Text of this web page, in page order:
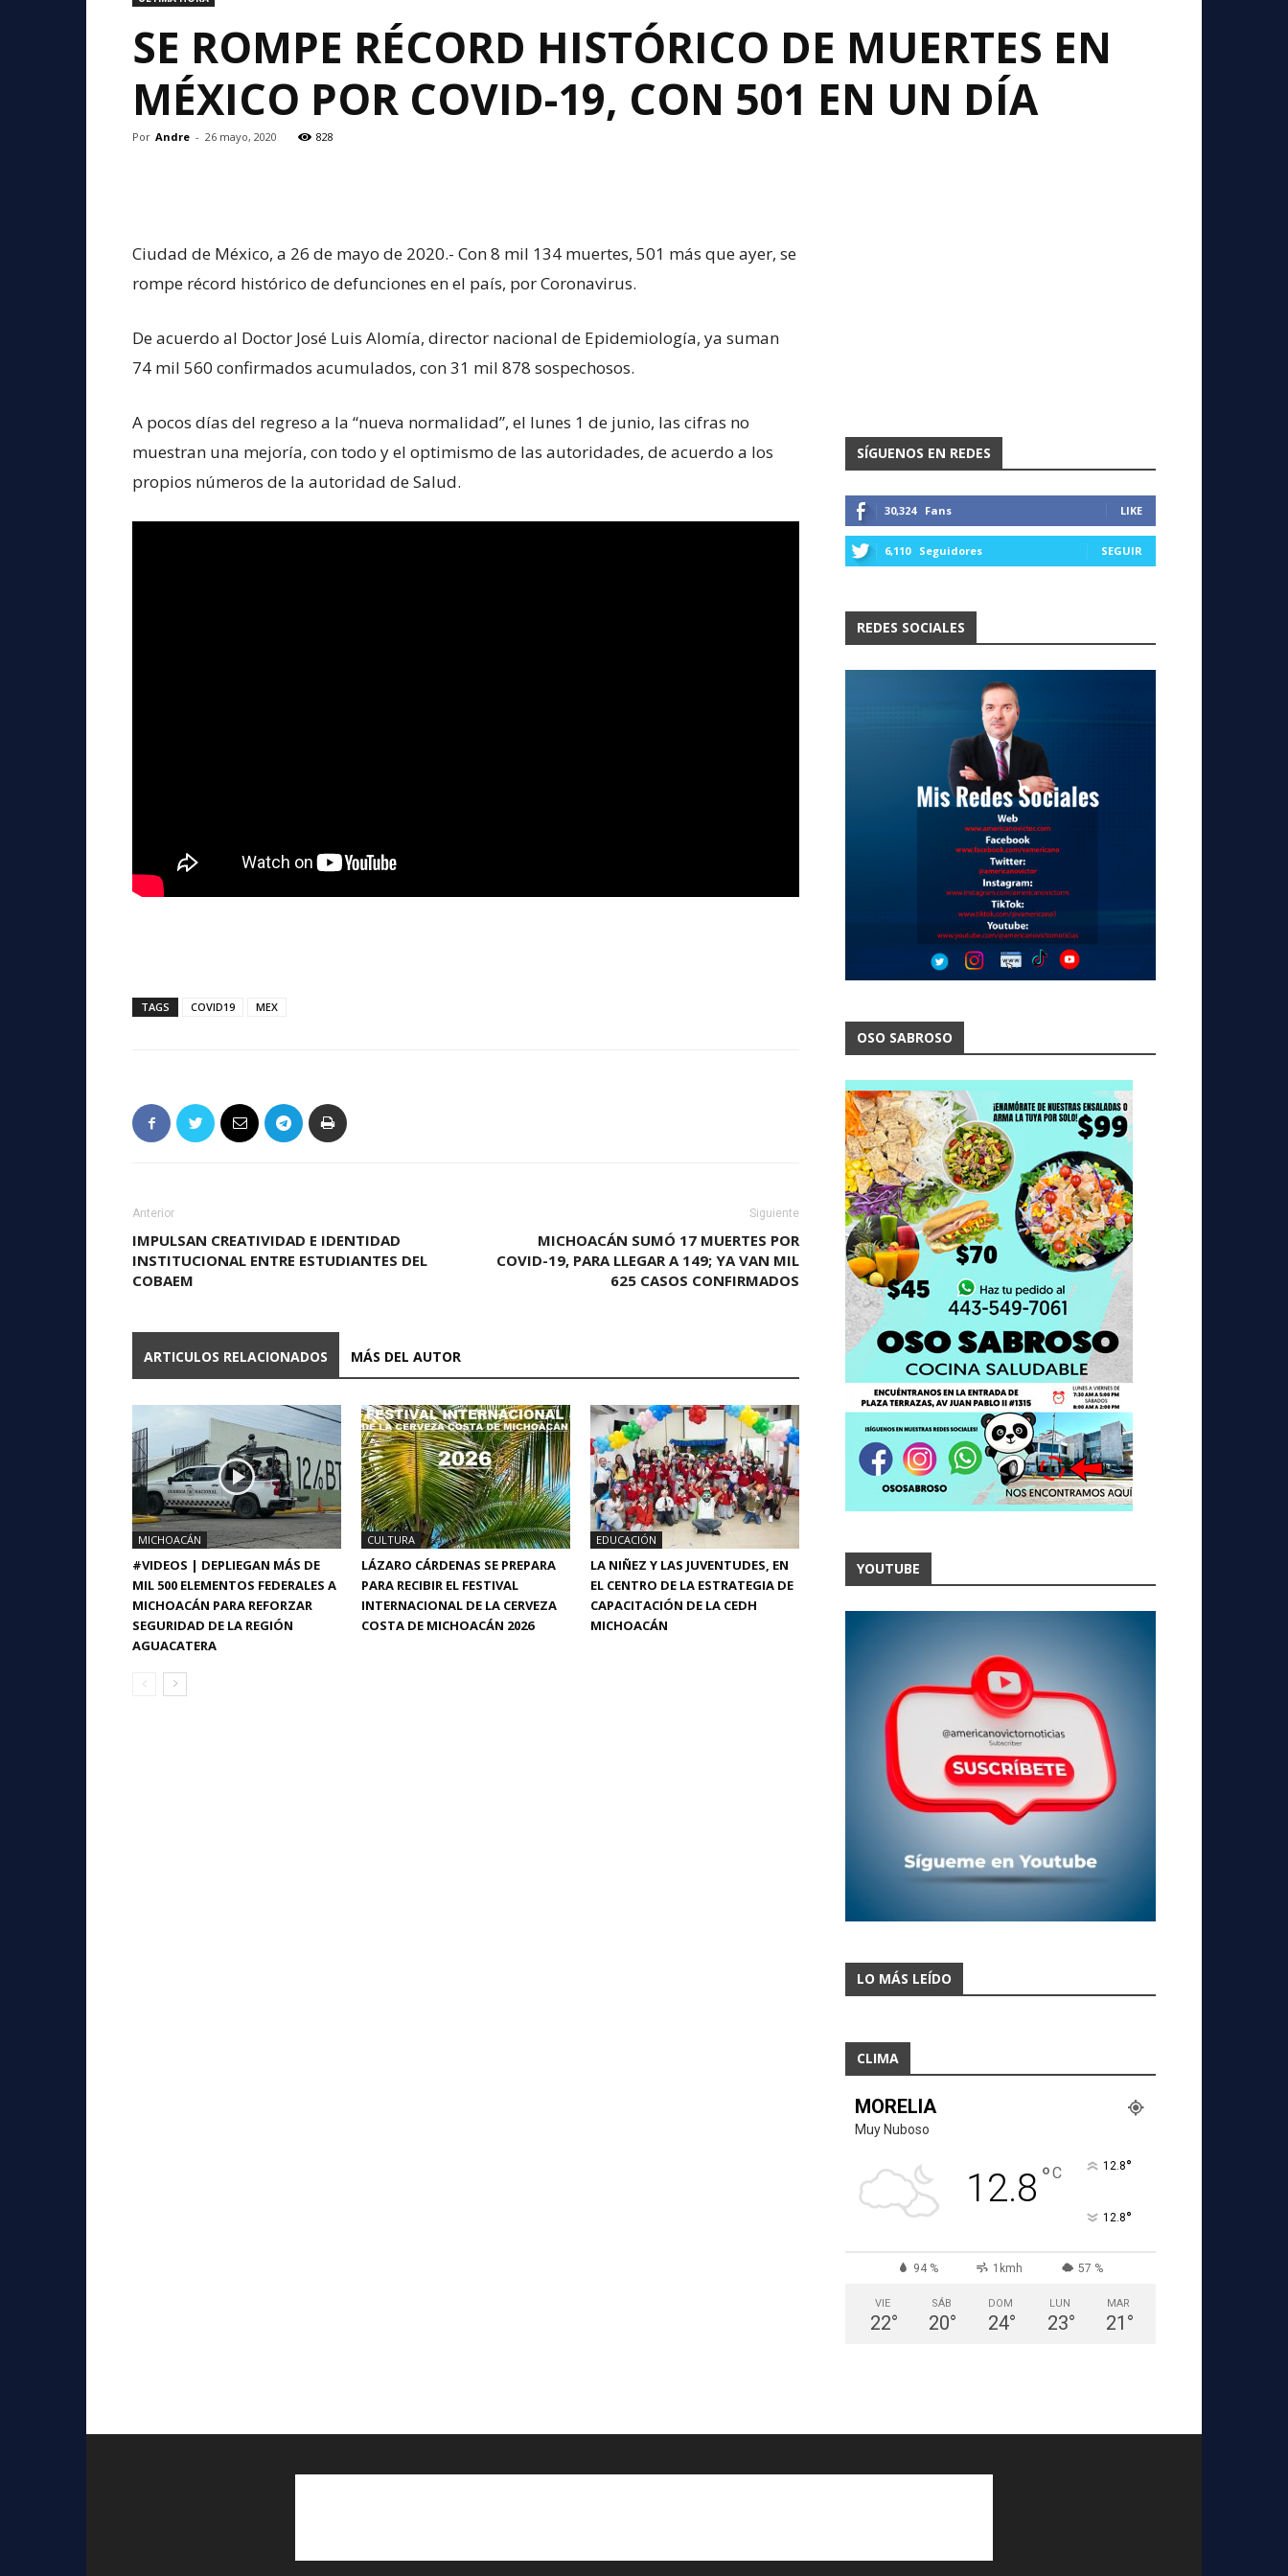
SE ROMPE RÉCORD HISTÓRICO DE MUERTES EN
MÉXICO POR COVID-19, CON 501 EN UN DÍA
Por Andre - 26 mayo, 2020 828
Ciudad de México, a 26 de mayo de 2020.- Con 8 mil 134 muertes, 501 más que ayer, se
rompe récord histórico de defunciones en el país, por Coronavirus.
De acuerdo al Doctor José Luis Alomía, director nacional de Epidemiología, ya suman
74 mil 560 confirmados acumulados, con 31 mil 878 sospechosos.
A pocos días del regreso a la “nueva normalidad”, el lunes 1 de junio, las cifras no
muestran una mejoría, con todo y el optimismo de las autoridades, de acuerdo a los
propios números de la autoridad de Salud.
TAGS COVID19 MEX
Anterior
IMPULSAN CREATIVIDAD E IDENTIDAD
INSTITUCIONAL ENTRE ESTUDIANTES DEL
COBAEM
Siguiente
MICHOACÁN SUMÓ 17 MUERTES POR
COVID-19, PARA LLEGAR A 149; YA VAN MIL
625 CASOS CONFIRMADOS
ARTICULOS RELACIONADOS MÁS DEL AUTOR
MICHOACÁN
#VIDEOS | DEPLIEGAN MÁS DE
MIL 500 ELEMENTOS FEDERALES A
MICHOACÁN PARA REFORZAR
SEGURIDAD DE LA REGIÓN
AGUACATERA
CULTURA
LÁZARO CÁRDENAS SE PREPARA
PARA RECIBIR EL FESTIVAL
INTERNACIONAL DE LA CERVEZA
COSTA DE MICHOACÁN 2026
EDUCACIÓN
LA NIÑEZ Y LAS JUVENTUDES, EN
EL CENTRO DE LA ESTRATEGIA DE
CAPACITACIÓN DE LA CEDH
MICHOACÁN
SÍGUENOS EN REDES
30,324 Fans LIKE
6,110 Seguidores SEGUIR
REDES SOCIALES
OSO SABROSO
YOUTUBE
LO MÁS LEÍDO
CLIMA
MORELIA
Muy Nuboso
12.8 °C 12.8°
12.8°
94 % 1kmh 57 %
VIE
22°
SÁB
20°
DOM
24°
LUN
23°
MAR
21 °